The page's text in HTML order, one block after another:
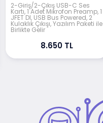
2-Giriş/2-Çıkış USB-C Ses
Kartı, 1 Adet Mikrofon Preamp, 1
JFET DI, USB Bus Powered, 2
Kulaklık Çıkışı, Yazılım Paketi ile
Birlikte Gelir
8.650 TL